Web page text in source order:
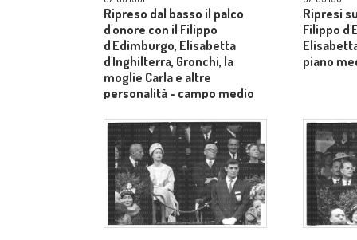
Ripreso dal basso il palco
d'onore con il Filippo
d'Edimburgo, Elisabetta
d'Inghilterra, Gronchi, la
moglie Carla e altre
personalità - campo medio
Ripresi
Filippo
piano